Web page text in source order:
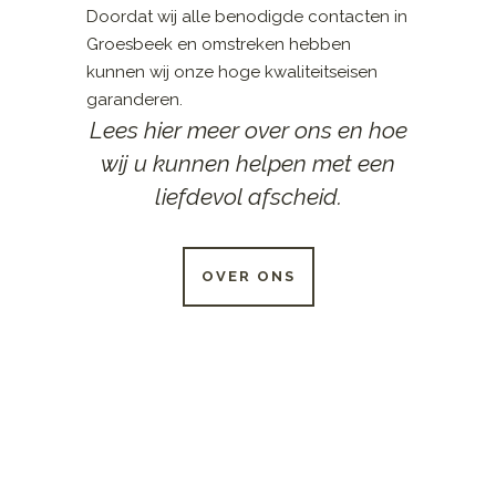
Doordat wij alle benodigde contacten in
Groesbeek en omstreken hebben
kunnen wij onze hoge kwaliteitseisen
garanderen.
Lees hier meer over ons en hoe
wij u kunnen helpen met een
liefdevol afscheid.
OVER ONS